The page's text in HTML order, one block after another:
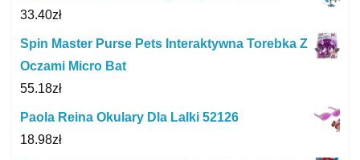
33.40zł
Spin Master Purse Pets Interaktywna Torebka Z
Oczami Micro Bat
55.18zł
Paola Reina Okulary Dla Lalki 52126
18.98zł